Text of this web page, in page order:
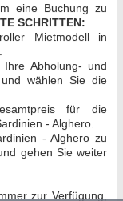
eine Buchung zu
SCHRITTEN:
Mietmodell in
Abholung- und
wählen Sie die
für die
- Alghero.
- Alghero zu
gehen Sie weiter
zur Verfügung,